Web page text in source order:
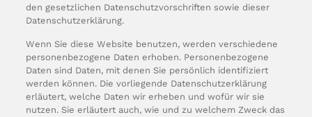
den gesetzlichen Datenschutzvorschriften sowie dieser
Datenschutzerklärung.
Wenn Sie diese Website benutzen, werden verschiedene
personenbezogene Daten erhoben. Personenbezogene
Daten sind Daten, mit denen Sie persönlich identifiziert
werden können. Die vorliegende Datenschutzerklärung
erläutert, welche Daten wir erheben und wofür wir sie
nutzen. Sie erläutert auch, wie und zu welchem Zweck das